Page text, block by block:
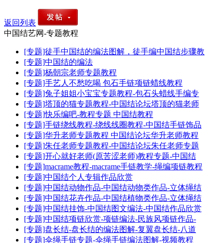
返回列表
中国结艺网-专题教程
[专题]徒手中国结的编法图解，徒手编中国结步骤教
[专题]中国结的编法
[专题]杨朝宗老师专题教程
[专题]手艺人不愁吃喝 包石手链项链蜡线教程
[专题]兔子姐姐小宝宝专题教程-包石头蜡线手编专
[专题]塔顶的猫专题教程-中国结论坛塔顶的猫老师
[专题]快乐编吧-教程专题 中国结教程
[专题]手链绕线教程-绕线线圈教程-中国结手链饰品
[专题]华升老师专题教程 中国结论坛华升老师教程
[专题]朱任老师专题教程-中国结论坛朱任老师专题
[专题]开心就好老师(原苦涩老师)教程专题-中国结
[专题]macrame教程-macrame手链教学-绳编项链教程
[专题]中国结个人专辑作品欣赏
[专题]中国结动物作品-中国结动物类作品-立体绳结
[专题]中国结花卉作品-中国结植物类作品-立体绳结
[专题]中国结挂饰-中国结图文编法-中国结作品欣赏
[专题]中国结项链欣赏-项链编法-民族风项链作品-
[专题]盘长结-盘长结的编法图解-复翼盘长结-八道
[专题]伞绳手链专题-伞绳手链编法图解-视频教程